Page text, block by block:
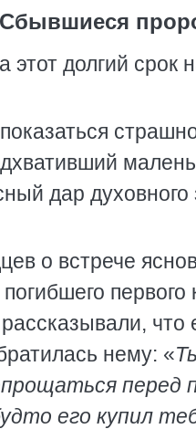
Сбывшиеся
этот долгий
дар
о встрече
что
нему: «
перед
его купил